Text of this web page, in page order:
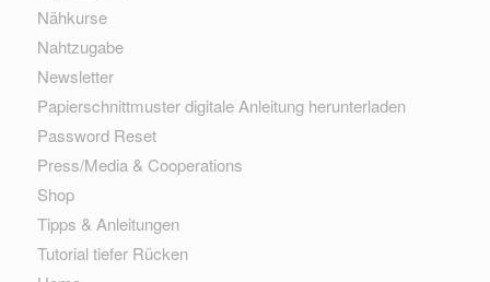
Nähkurse
Nahtzugabe
Newsletter
Papierschnittmuster digitale Anleitung herunterladen
Password Reset
Press/Media & Cooperations
Shop
Tipps & Anleitungen
Tutorial tiefer Rücken